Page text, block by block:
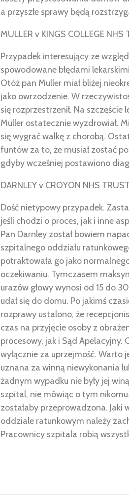
a przyszłe sprawy będą
MULLER v KINGS COLLEGE NHS
Przypadek interesujący ze
spowodowane błędami
Otóż pan Muller miał bliżej
jako owrzodzenie. W
się rozprzestrzenił. Na
Muller ostatecznie wyzdrowiał.
się wygrać walkę z chorobą.
funtów za to, że musiał zostać
gdyby wcześniej postawiono
DARNLEY v CROYON NHS TRUST
Dość nietypowy przypadek.
jeśli chodzi o proces, jak i inne
Pan Darnley został bowiem
szpitalnego oddziału
potraktowała go jako
oczekiwaniu. Tymczasem
urazów głowy wynosi od 15 do
udał się do domu. Po jakimś
rozprawy ustalono, że
czas na przyjęcie osoby z
procesowy, jak i Sąd
wyłącznie za uprzejmość. Warto
uznana za winną niewykonania
żadnym wypadku nie były jej
szpital, nie mówiąc o tym
zostałaby przeprowadzona. Jaki
oddziale ratunkowym należy
Pracownicy szpitala robią